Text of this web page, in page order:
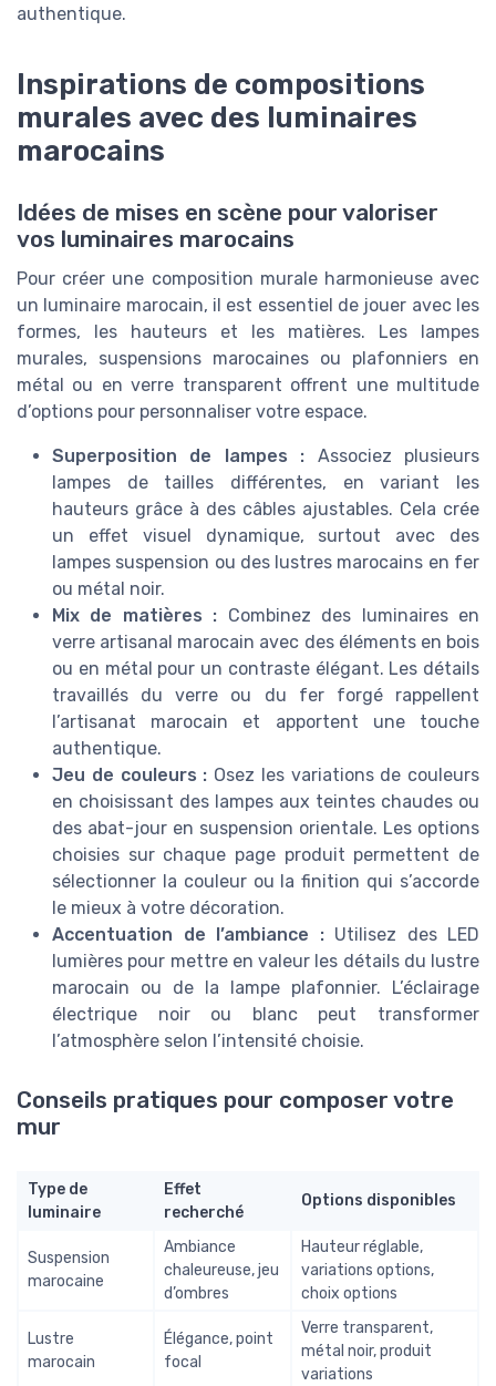
authentique.
Inspirations de compositions
murales avec des luminaires
marocains
Idées de mises en scène pour valoriser
vos luminaires marocains
Pour créer une composition murale harmonieuse avec
un luminaire marocain, il est essentiel de jouer avec les
formes, les hauteurs et les matières. Les lampes
murales, suspensions marocaines ou plafonniers en
métal ou en verre transparent offrent une multitude
d’options pour personnaliser votre espace.
Superposition de lampes : Associez plusieurs
lampes de tailles différentes, en variant les
hauteurs grâce à des câbles ajustables. Cela crée
un effet visuel dynamique, surtout avec des
lampes suspension ou des lustres marocains en fer
ou métal noir.
Mix de matières : Combinez des luminaires en
verre artisanal marocain avec des éléments en bois
ou en métal pour un contraste élégant. Les détails
travaillés du verre ou du fer forgé rappellent
l’artisanat marocain et apportent une touche
authentique.
Jeu de couleurs : Osez les variations de couleurs
en choisissant des lampes aux teintes chaudes ou
des abat-jour en suspension orientale. Les options
choisies sur chaque page produit permettent de
sélectionner la couleur ou la finition qui s’accorde
le mieux à votre décoration.
Accentuation de l’ambiance :Utilisez des LED
lumières pour mettre en valeur les détails du lustre
marocain ou de la lampe plafonnier. L’éclairage
électrique noir ou blanc peut transformer
l’atmosphère selon l’intensité choisie.
Conseils pratiques pour composer votre
mur
Type de
luminaire
Effet
recherché
Options disponibles
Suspension
marocaine
Ambiance
chaleureuse, jeu
d’ombres
Hauteur réglable,
variations options,
choix options
Lustre
marocain
Élégance, point
focal
Verre transparent,
métal noir, produit
variations